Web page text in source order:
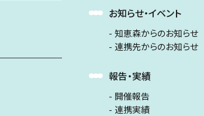
お知らせ・イベント
知恵森からのお知らせ
連携先からのお知らせ
報告・実績
開催報告
連携実績